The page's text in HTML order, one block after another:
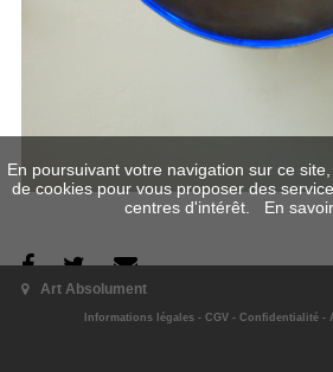
L'exposition
Art Absolument
Informations légales - CGV - Confidentialité -
En poursuivant votre navigation sur ce
de cookies pour vous proposer des
centres d'intérêt. En